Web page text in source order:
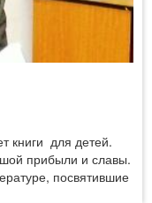
книги для детей.
прибыли и славы.
посвятившие